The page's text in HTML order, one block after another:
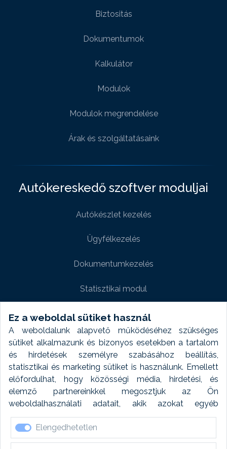
Ez a weboldal sütiket használ
A weboldalunk alapvető működéséhez szükséges
sütiket alkalmazunk és bizonyos esetekben a tartalom
és hirdetések személyre szabásához beállítás,
statisztikai és marketing sütiket is használunk. Emellett
előfordulhat, hogy közösségi média, hirdetési, és
elemző partnereinkkel megosztjuk az Ön
weboldalhasználati adatait, akik azokat egyéb
forrásokból gyűjtött adatokkal kombinálhatják. A sütik
elfogadásával kapcsolatosan naplózást végzünk és
ezen adatokat 6 hónap után automatikusan töröljük. A
Elengedhetetlen
Biztositás
Dokumentumok
Kalkulátor
Modulok
Modulok megrendelése
Árak és szolgáltatásaink
Autókereskedő szoftver moduljai
Autókészlet kezelés
Ügyfélkezelés
Dokumentumkezelés
Statisztikai modul
Weboldal modul
Fényképtár extra modul
Autómosó modul
Feladatütemezés